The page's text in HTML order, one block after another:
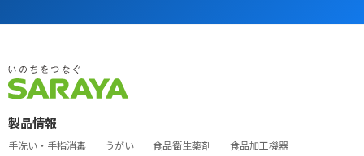
製品情報
手洗い・手指消毒 うがい 食品衛生薬剤
食品加工機器